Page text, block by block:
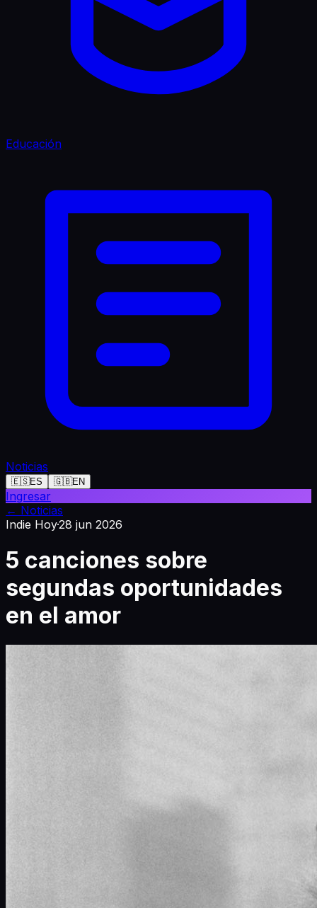
Educación
Noticias
🇪🇸ES 🇬🇧EN
Ingresar
← Noticias
Indie Hoy·28 jun 2026
5 canciones sobre
segundas oportunidades
en el amor